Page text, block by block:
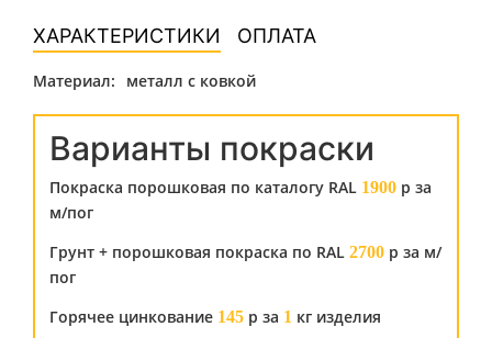
ХАРАКТЕРИСТИКИ ОПЛАТА
Материал: металл с ковкой
Варианты покраски
Покраска порошковая по каталогу RAL 1900 р за
м/пог
Грунт + порошковая покраска по RAL 2700 р за м/
пог
Горячее цинкование 145 р за 1 кг изделия